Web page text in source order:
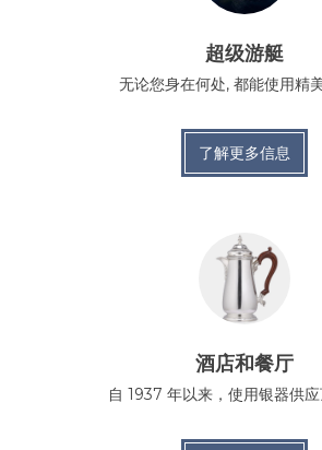
超级游艇
无论您身在何处, 都能使用精
了解更多信息
酒店和餐厅
自 1937 年以来，使用银器供